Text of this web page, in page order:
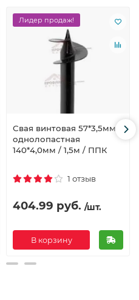
Лидер продаж!
Свая винтовая 57*3,5мм /
однолопастная
140*4,0мм / 1,5м / ППК
1 отзыв
404.99 руб. /шт.
В корзину